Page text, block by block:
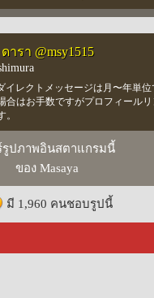
ดารา @msy1515
イレクトメッセージは月〜年単
合はお手数ですがプロフィール
รูปภาพอินสตาแกรมนี้
ของ Masaya
มี 1,960 คนชอบรูปนี้